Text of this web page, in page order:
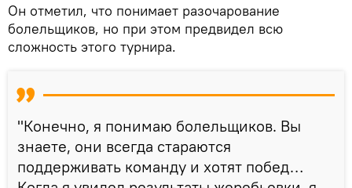
Он отметил, что понимает разочарование
болельщиков, но при этом предвидел всю
сложность этого турнира.
"Конечно, я понимаю болельщиков. Вы
знаете, они всегда стараются
поддерживать команду и хотят побед…